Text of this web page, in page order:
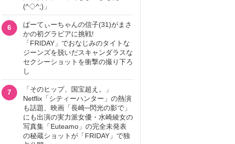
(^◇^;)」
6
ぱーてぃーちゃんの信子(31)がまさ
かの初グラビアに挑戦!
「FRIDAY」でおなじみのタイトな
ジーンズを脱いだスキャンダラスな
セクシーショットを衝撃の撮り下ろ
し
7
「そのヒップ、国宝超え。」
Netflix「シティーハンター」の熱演
も話題、映画「長崎─閃光の影で」
にも出演の実力派女優・水崎綾女の
写真集「Euteamo」の完全未発表
の秘蔵ショットが「FRIDAY」で独